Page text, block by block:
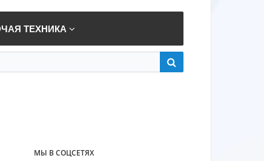
ТЕХНИКА
МЫ В СОЦСЕТЯХ